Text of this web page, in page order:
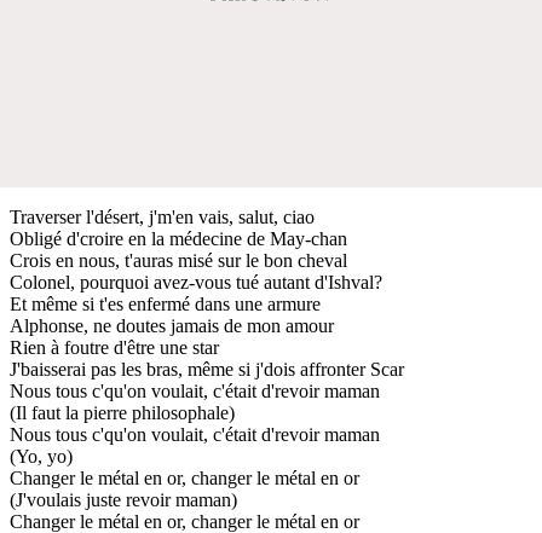
Traverser l'désert, j'm'en vais, salut, ciao
Obligé d'croire en la médecine de May-chan
Crois en nous, t'auras misé sur le bon cheval
Colonel, pourquoi avez-vous tué autant d'Ishval?
Et même si t'es enfermé dans une armure
Alphonse, ne doutes jamais de mon amour
Rien à foutre d'être une star
J'baisserai pas les bras, même si j'dois affronter Scar
Nous tous c'qu'on voulait, c'était d'revoir maman
(Il faut la pierre philosophale)
Nous tous c'qu'on voulait, c'était d'revoir maman
(Yo, yo)
Changer le métal en or, changer le métal en or
(J'voulais juste revoir maman)
Changer le métal en or, changer le métal en or